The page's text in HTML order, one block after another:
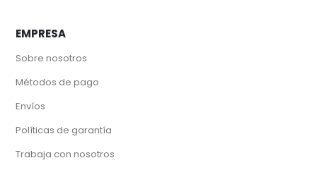
EMPRESA
Sobre nosotros
Métodos de pago
Envíos
Políticas de garantía
Trabaja con nosotros